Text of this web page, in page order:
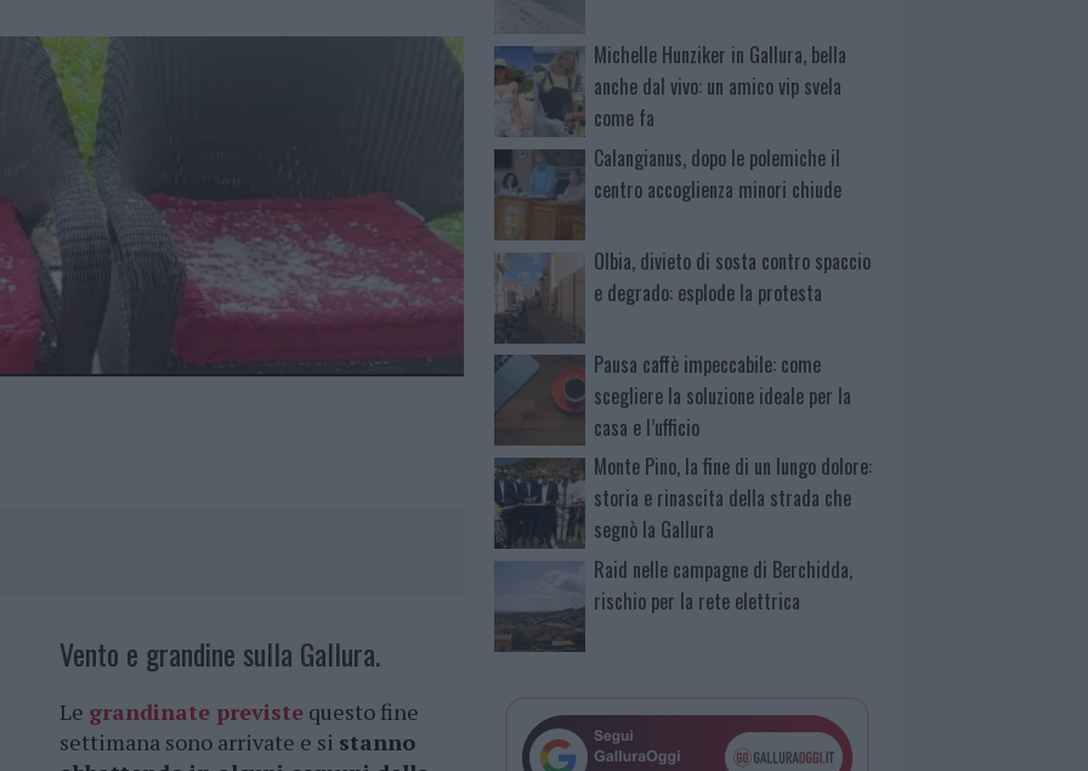
Vento e grandine sulla Gallura.
Le grandinate previste questo fine
settimana sono arrivate e si stanno
Michelle Hunziker in Gallura, bella
anche dal vivo: un amico vip svela
come fa
Calangianus, dopo le polemiche il
centro accoglienza minori chiude
Olbia, divieto di sosta contro spaccio
e degrado: esplode la protesta
Pausa caffè impeccabile: come
scegliere la soluzione ideale per la
casa e l’ufficio
Monte Pino, la fine di un lungo dolore:
storia e rinascita della strada che
segnò la Gallura
Raid nelle campagne di Berchidda,
rischio per la rete elettrica